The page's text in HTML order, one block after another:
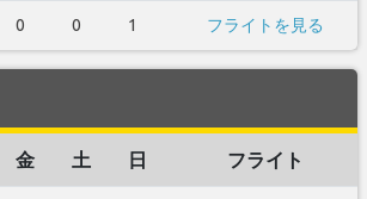
0 0 1 フライトを見る
金 土 日 フライト